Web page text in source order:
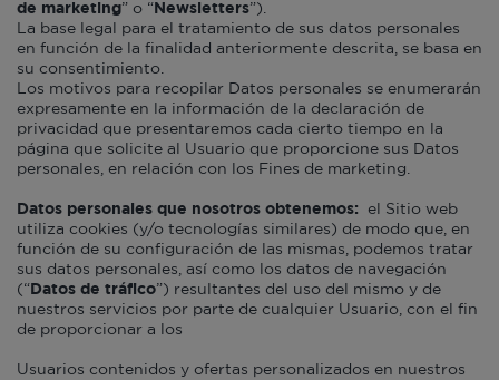
de marketing” o “ Newsletters”).
La base legal para el tratamiento de sus datos personales
en función de la finalidad anteriormente descrita, se basa en
su consentimiento.
Los motivos para recopilar Datos personales se enumerarán
expresamente en la información de la declaración de
privacidad que presentaremos cada cierto tiempo en la
página que solicite al Usuario que proporcione sus Datos
personales, en relación con los Fines de marketing.
Datos personales que nosotros obtenemos: el Sitio web
utiliza cookies (y/o tecnologías similares) de modo que, en
función de su configuración de las mismas, podemos tratar
sus datos personales, así como los datos de navegación
(“ Datos de tráfico”) resultantes del uso del mismo y de
nuestros servicios por parte de cualquier Usuario, con el fin
de proporcionar a los
Usuarios contenidos y ofertas personalizados en nuestros